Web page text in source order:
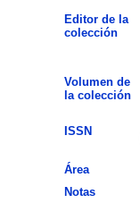
Editor de la
colección
Volumen de
la colección
ISSN
Área
Notas